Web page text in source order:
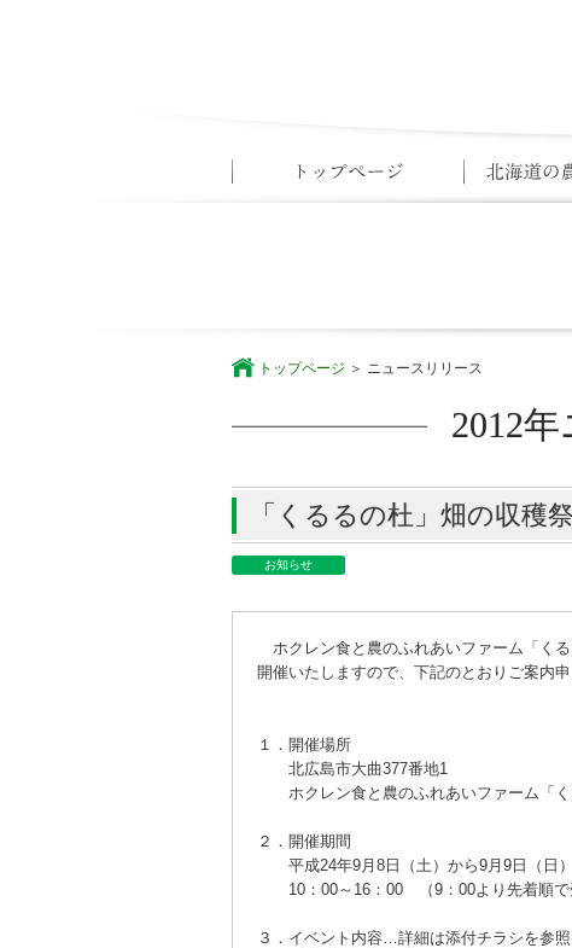
トップページ ニュースリリース
2012
「くるるの杜」畑の収穫
お知らせ
ホクレン食と農のふれあいファーム「く
開催いたしますので、下記のとおりご案内申
１． 開催場所
北広島市大曲377番地1
ホクレン食と農のふれあいファーム「く
２． 開催期間
平成24年9月8日（土）から9月9日（日）
10：00～16：00 （9：00より先着順で
３． イベント内容…詳細は添付チラシを参照